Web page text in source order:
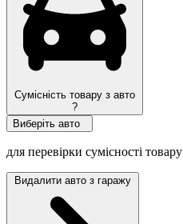
Сумісність товару з авто
?
Виберіть авто
для перевірки сумісності товару
Видалити авто з гаражу